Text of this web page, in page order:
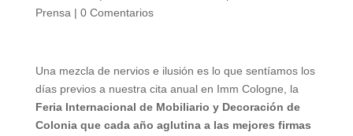
Prensa | 0 Comentarios
Una mezcla de nervios e ilusión es lo que sentíamos los
días previos a nuestra cita anual en Imm Cologne, la
Feria Internacional de Mobiliario y Decoración de
Colonia que cada año aglutina a las mejores firmas